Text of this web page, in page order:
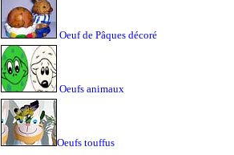
Oeuf de Pâques décoré
Oeufs animaux
Oeufs touffus